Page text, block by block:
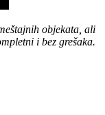
objekata, ali
i bez grešaka.